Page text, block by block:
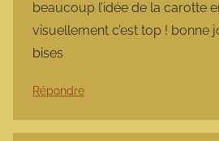
beaucoup l’idée de la carotte
visuellement c’est top ! bonne
bises
Répondre